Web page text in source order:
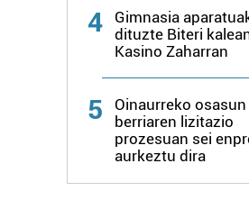
4
Gimnasia
dituzte Biteri
Kasino Zaharran
5
Oinaurreko
berriaren lizitazio
prozesuan sei
aurkeztu dira